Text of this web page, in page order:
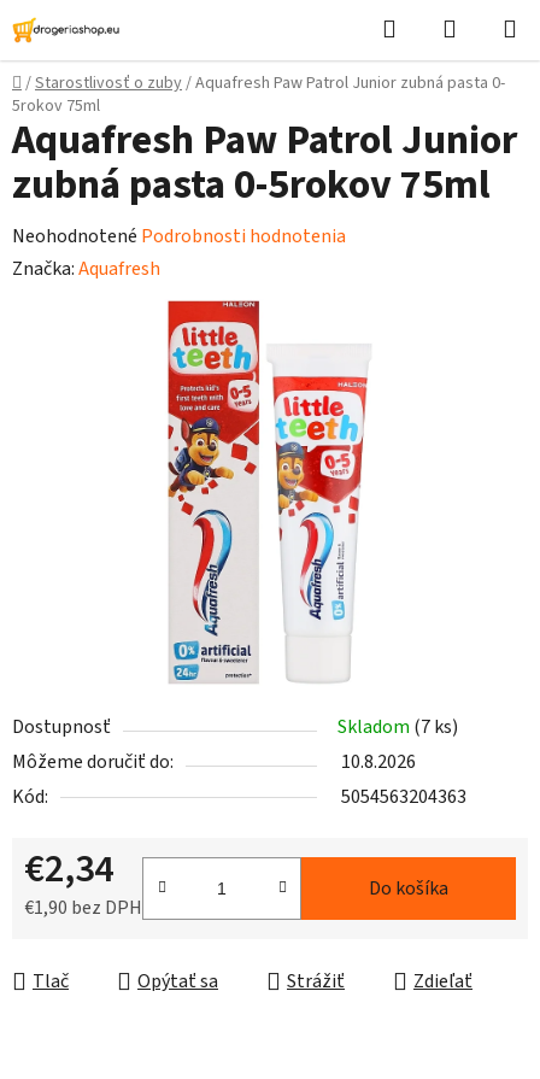
Prejsť
na
obsah
Hľadať
košík
Domov
/Starostlivosť o zuby/Aquafresh Paw Patrol Junior zubná pasta 0-
5rokov 75ml
Dostupnosť Skladom (7 ks)
Môžeme doručiť do:
10.8.2026
Kód:
5054563204363
€2,34
€1,90 bez DPH
Do košíka
Tlač Opýtať sa Strážiť Zdieľať
Aquafresh Paw Patrol Junior
zubná pasta 0-5rokov 75ml
Priemerné
hodnotenie
Neohodnotené Podrobnosti hodnotenia
Značka:Aquafresh